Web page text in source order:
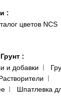
:
цветов NCS
:
и добавки
Шпатлевка